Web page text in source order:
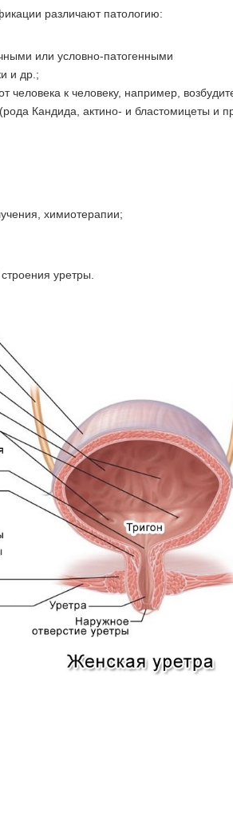
различают патологию:
или условно-патогенными
и др.;
к человеку, например,
Кандида, актино- и бластомицеты и
химиотерапии;
уретры.